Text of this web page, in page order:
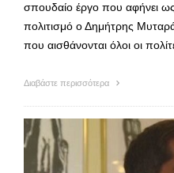
σπουδαίο έργο που αφήνει
πολιτισμό ο Δημήτρης
που αισθάνονται όλοι οι
Διαβάστε περισσότερα